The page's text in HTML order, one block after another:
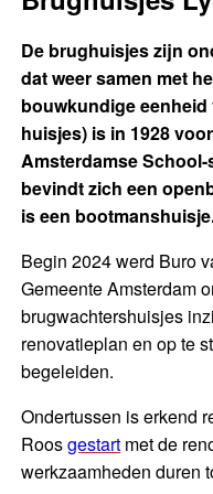
De brughuisjes zijn
dat weer samen met
bouwkundige
huisjes) is in 1928
Amsterdamse
bevindt zich een
is een
Begin 2024 werd Buro
Gemeente Amsterdam
brugwachtershuisjes
renovatieplan en op te
begeleiden.
Ondertussen is erkend
Roosgestart met de
werkzaamheden duren